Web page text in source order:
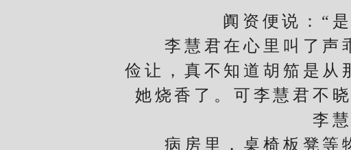
阗资便说：“是
李慧君在心里叫了声乖
俭让，真不知道胡笳是从
她烧香了。可李慧君不
李慧君
病房里，桌椅板凳等物